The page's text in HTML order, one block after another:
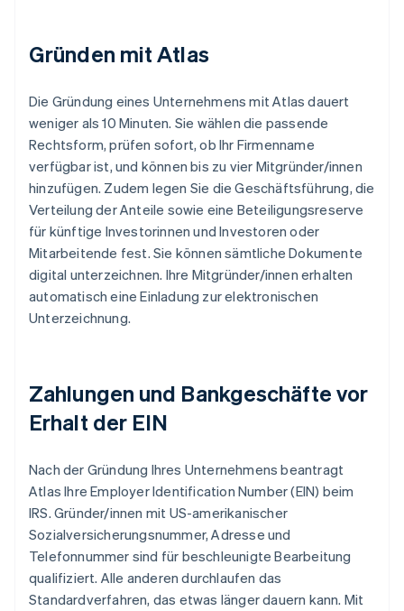
Gründen mit Atlas
Die Gründung eines Unternehmens mit Atlas dauert
weniger als 10 Minuten. Sie wählen die passende
Rechtsform, prüfen sofort, ob Ihr Firmenname
verfügbar ist, und können bis zu vier Mitgründer/innen
hinzufügen. Zudem legen Sie die Geschäftsführung, die
Verteilung der Anteile sowie eine Beteiligungsreserve
für künftige Investorinnen und Investoren oder
Mitarbeitende fest. Sie können sämtliche Dokumente
digital unterzeichnen. Ihre Mitgründer/innen erhalten
automatisch eine Einladung zur elektronischen
Unterzeichnung.
Zahlungen und Bankgeschäfte vor
Erhalt der EIN
Nach der Gründung Ihres Unternehmens beantragt
Atlas Ihre Employer Identification Number (EIN) beim
IRS. Gründer/innen mit US-amerikanischer
Sozialversicherungsnummer, Adresse und
Telefonnummer sind für beschleunigte Bearbeitung
qualifiziert. Alle anderen durchlaufen das
Standardverfahren, das etwas länger dauern kann. Mit